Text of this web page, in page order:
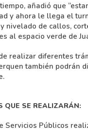
añadió que
y ahora le llega el
nivelado de callos,
al espacio verde de
realizar diferentes
también podrán
QUE SE REALIZARÁN:
Servicios Públicos